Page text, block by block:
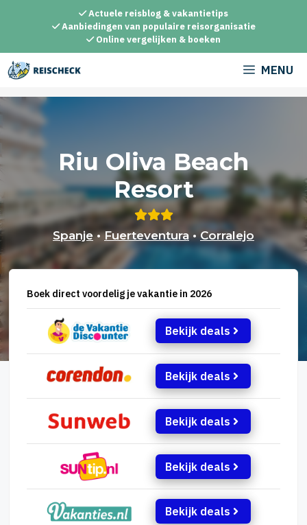
inhoud
Actuele reisblog & vakantietips
Aanbiedingen van populaire reisorganisatie
Online vergelijken & boeken
MENU
Riu Oliva Beach
Resort
Spanje•Fuerteventura •Corralejo
Boek direct voordelig je vakantie in 2026
Bekijk deals
Bekijk deals
Bekijk deals
Bekijk deals
Bekijk deals